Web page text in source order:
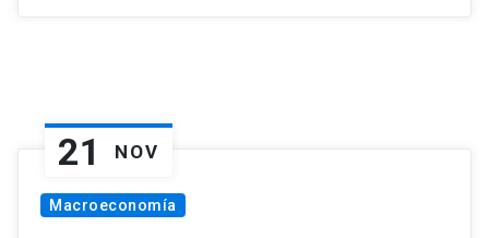
21 NOV
Macroeconomía